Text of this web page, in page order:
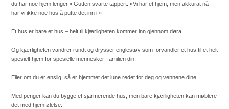
du har noe hjem lenger.» Gutten svarte tappert: «Vi har et hjem, men akkurat nå
har vi ikke noe hus å putte det inn i.»
Et hus er bare et hus – helt til kjærligheten kommer inn gjennom døra.
Og kjærligheten vandrer rundt og drysser englestøv som forvandler et hus til et helt
spesielt hjem for spesielle mennesker: familien din.
Eller om du er enslig, så er hjemmet det lune redet for deg og vennene dine.
Med penger kan du bygge et sjarmerende hus, men bare kjærligheten kan møblere
det med hjemfølelse.